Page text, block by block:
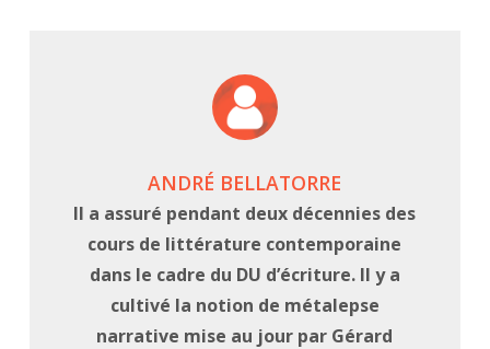
ANDRÉ BELLATORRE
Il a assuré pendant deux décennies des
cours de littérature contemporaine
dans le cadre du DU d’écriture. Il y a
cultivé la notion de métalepse
narrative mise au jour par Gérard